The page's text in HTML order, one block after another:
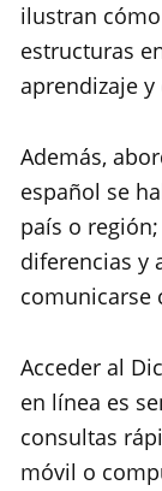
ilustran
estructuras
aprendizaje
Además,
español se
país o
diferencias y
comunicarse
Acceder al
en línea es
consultas
móvil o